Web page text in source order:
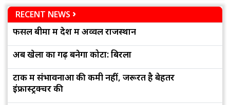
RECENT NEWS
फसल बीमा में देश में अव्वल राजस्थान
अब खेलों का गढ़ बनेगा कोटा: बिरला
टोंक में संभावनाओं की कमी नहीं, जरूरत है बेहतर
इंफ्रास्ट्रक्चर की